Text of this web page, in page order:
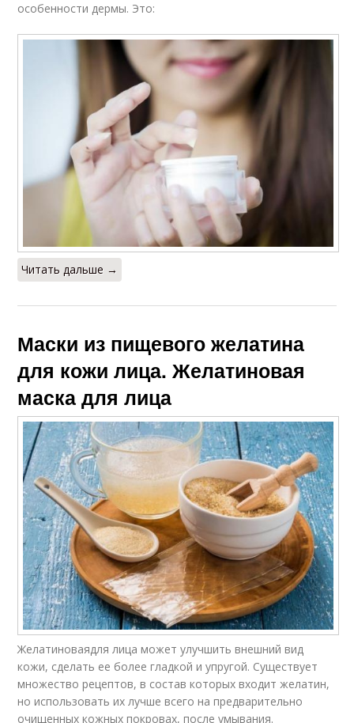
особенности дермы. Это:
Читать дальше →
Маски из пищевого желатина
для кожи лица. Желатиновая
маска для лица
Желатиноваядля лица может улучшить внешний вид
кожи, сделать ее более гладкой и упругой. Существует
множество рецептов, в состав которых входит желатин,
но использовать их лучше всего на предварительно
очищенных кожных покровах, после умывания.